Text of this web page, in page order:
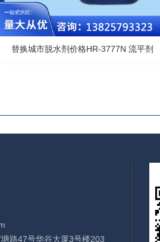
替换城市脱水剂价格HR-3777N 流平剂
路47号华谷大厦3号楼203